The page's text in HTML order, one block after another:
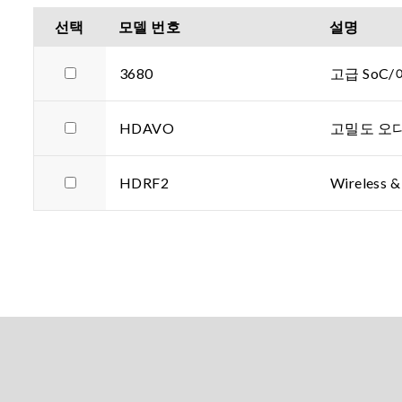
선택 모델 번호 설명
3680 고급 SoC/
HDAVO 고밀도 오
HDRF2 Wireless